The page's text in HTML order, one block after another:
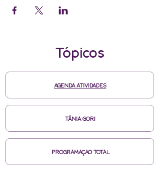
Tópicos
AGENDA ATIVIDADES
TÂNIA GORI
PROGRAMAÇAO TOTAL